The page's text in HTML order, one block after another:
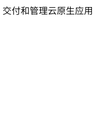
付和管理云原生应用